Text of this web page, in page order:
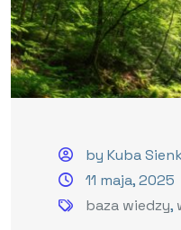
by Kuba
11 maja, 2025
baza wiedzy,